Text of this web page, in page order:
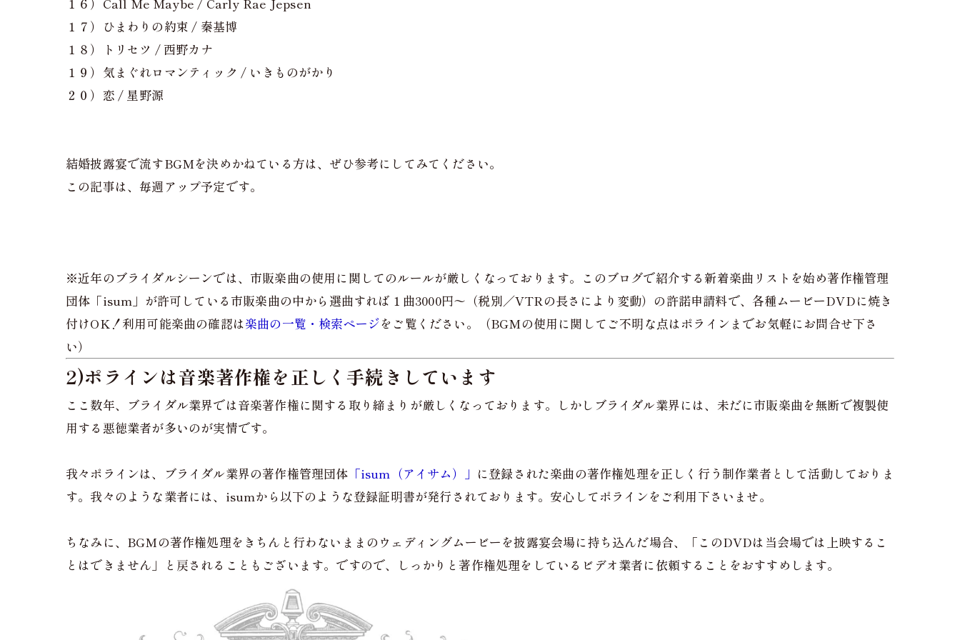
１７）ひまわりの約束 / 秦基博
１８）トリセツ / 西野カナ
１９）気まぐれロマンティック / いきものがかり
２０）恋 / 星野源
結婚披露宴で流すBGMを決めかねている方は、ぜひ参考にしてみてください。
この記事は、毎週アップ予定です。
※近年のブライダルシーンでは、市販楽曲の使用に関してのルールが厳しくなっております。このブログで紹介する新着楽曲リストを始め著作権管理
団体「isum」が許可している市販楽曲の中から選曲すれば１曲3000円〜（税別／VTRの長さにより変動）の許諾申請料で、各種ムービーDVDに焼き
付けOK！利用可能楽曲の確認は楽曲の一覧・検索ページをご覧ください。（BGMの使用に関してご不明な点はポラインまでお気軽にお問合せ下さ
い）
2)ポラインは音楽著作権を正しく手続きしています
ここ数年、ブライダル業界では音楽著作権に関する取り締まりが厳しくなっております。しかしブライダル業界には、未だに市販楽曲を無断で複製使
用する悪徳業者が多いのが実情です。
我々ポラインは、ブライダル業界の著作権管理団体 「isum（アイサム）」 に登録された楽曲の著作権処理を正しく行う制作業者として活動しておりま
す。我々のような業者には、isumから以下のような登録証明書が発行されております。安心してポラインをご利用下さいませ。
ちなみに、BGMの著作権処理をきちんと行わないままのウェディングムービーを披露宴会場に持ち込んだ場合、「このDVDは当会場では上映するこ
とはできません」と戻されることもございます。ですので、しっかりと著作権処理をしているビデオ業者に依頼することをおすすめします。